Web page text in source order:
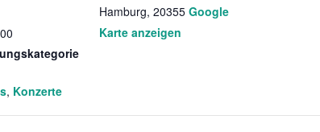
, Konzerte
Hamburg, 20355 Google
Karte anzeigen